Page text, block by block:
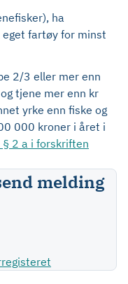
ha
fartøy for minst
2/3 eller mer enn
tjene mer enn kr
yrke enn fiske og
000 kroner i året i
§ 2 a i forskriften
melding